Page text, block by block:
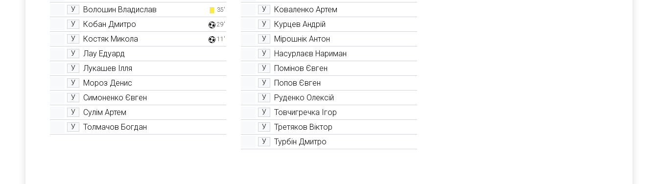
У Волошин Владислав 35'
У Кобан Дмитро 29'
У Костяк Микола 11'
У Лау Едуард
У Лукашев Ілля
У Мороз Денис
У Симоненко Євген
У Сулім Артем
У Толмачов Богдан
У Коваленко Артем
У Курцев Андрій
У Мірошнік Антон
У Насурлаєв Нариман
У Помінов Євген
У Попов Євген
У Руденко Олексій
У Товчигречка Ігор
У Третяков Віктор
У Турбін Дмитро